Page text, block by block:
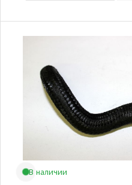
В наличии